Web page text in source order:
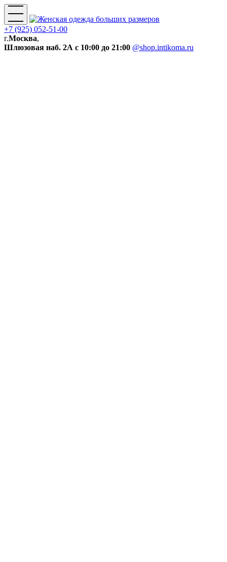
+7 (925) 052-51-00
г.Москва,
Шлюзовая наб. 2А с 10:00 до 21:00 @shop.intikoma.ru